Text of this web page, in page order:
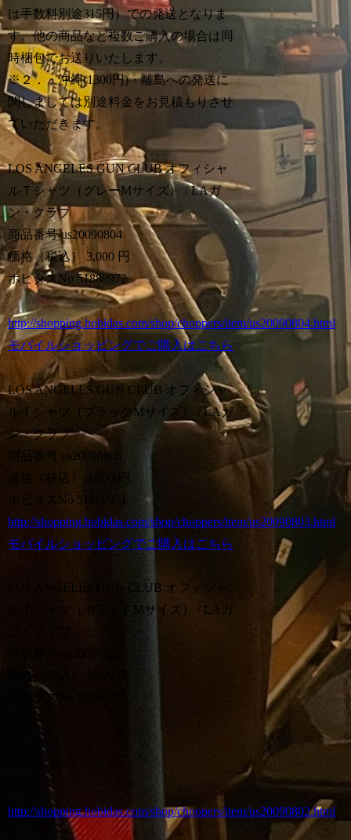
は手数料別途315円）での発送となりま
す。他の商品など複数ご購入の場合は同
時梱包でお送りいたします。
※２．・沖縄(1300円)・離島への発送に
関しましては別途料金をお見積もりさせ
ていただきます。
LOS ANGELES GUN CLUB オフィシャ
ルＴシャツ（グレーMサイズ） / LAガ
ン・クラブ
商品番号 us20090804
価格（税込） 3,000 円
ホビダスNo 51888972
http://shopping.hobidas.com/shop/choppers/item/us20090804.html
モバイルショッピングでご購入はこちら
LOS ANGELES GUN CLUB オフィシャ
ルＴシャツ（ブラックMサイズ） / LAガ
ン・クラブ
商品番号 us20090803
価格（税込） 3,000 円
ホビダスNo 51888971
http://shopping.hobidas.com/shop/choppers/item/us20090803.html
モバイルショッピングでご購入はこちら
LOS ANGELES GUN CLUB オフィシャ
ルＴシャツ（ホワイトMサイズ） / LAガ
商品番号 us20090802
価格（税込） 3,000 円
ホビダスNo 51888970
http://shopping.hobidas.com/shop/choppers/item/us20090802.html